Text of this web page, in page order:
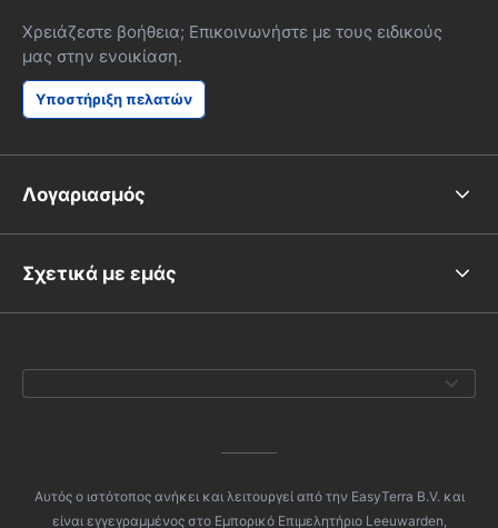
Χρειάζεστε βοήθεια; Επικοινωνήστε με τους ειδικούς
μας στην ενοικίαση.
Υποστήριξη πελατών
Λογαριασμός
Σχετικά με εμάς
Αυτός ο ιστότοπος ανήκει και λειτουργεί από την EasyTerra B.V. και
είναι εγγεγραμμένος στο Εμπορικό Επιμελητήριο Leeuwarden,